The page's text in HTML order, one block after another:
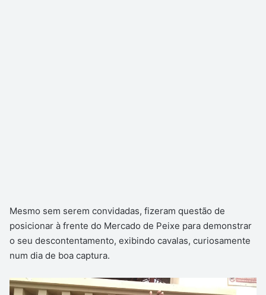
Mesmo sem serem convidadas, fizeram questão de
posicionar à frente do Mercado de Peixe para demonstrar
o seu descontentamento, exibindo cavalas, curiosamente
num dia de boa captura.